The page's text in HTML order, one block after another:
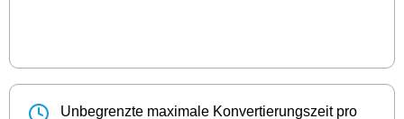
Unbegrenzte maximale Konvertierungszeit pro